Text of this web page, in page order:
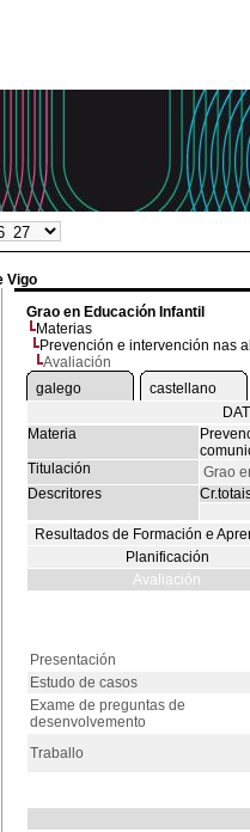
Vigo
Grao en Educación Infantil
Materias
Prevención e intervención nas
Avaliación
galego
castellano
Materia
Titulación
Grao
Descritores
Resultados de Formación e
Planificación
Avaliación
Presentación
Estudo de casos
Exame de preguntas de
desenvolvemento
Traballo